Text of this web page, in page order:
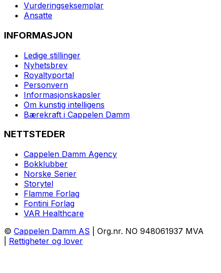
Vurderingseksemplar
Ansatte
INFORMASJON
Ledige stillinger
Nyhetsbrev
Royaltyportal
Personvern
Informasjonskapsler
Om kunstig intelligens
Bærekraft i Cappelen Damm
NETTSTEDER
Cappelen Damm Agency
Bokklubber
Norske Serier
Storytel
Flamme Forlag
Fontini Forlag
VAR Healthcare
© Cappelen Damm AS | Org.nr. NO 948061937 MVA
Rettigheter og lover